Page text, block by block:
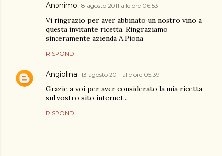
Anonimo 8 agosto 2011 alle ore 06:53
Vi ringrazio per aver abbinato un nostro vino a
questa invitante ricetta. Ringraziamo
sinceramente azienda A.Piona
RISPONDI
Angiolina 13 agosto 2011 alle ore 05:39
Grazie a voi per aver considerato la mia ricetta
sul vostro sito internet...
RISPONDI